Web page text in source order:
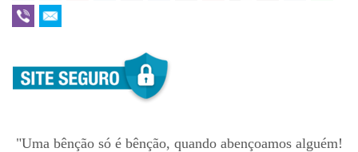
"Uma bênção só é bênção, quando abençoamos alguém!